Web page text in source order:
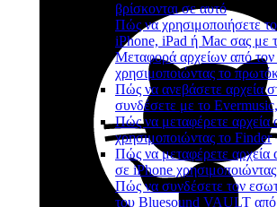
βρίσκονται σε αυτό
Πώς να χρησιμοποιήσετε
iPhone, iPad ή Mac σας με
Μεταφορά αρχείων από
χρησιμοποιώντας το
Πώς να ανεβάσετε αρχεία
συνδέσετε με το
Πώς να μεταφέρετε
χρησιμοποιώντας το Finder
Πώς να μεταφέρετε αρχεία
σε iPhone
Πώς να συνδέσετε τον
του Bluesound VAULT